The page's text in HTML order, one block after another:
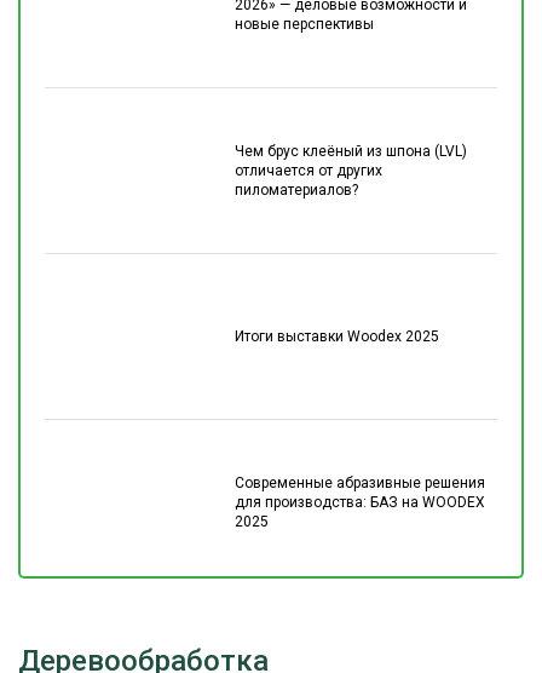
2026» — деловые возможности и
новые перспективы
Чем брус клеёный из шпона (LVL)
отличается от других
пиломатериалов?
Итоги выставки Woodex 2025
Современные абразивные решения
для производства: БАЗ на WOODEX
2025
Деревообработка